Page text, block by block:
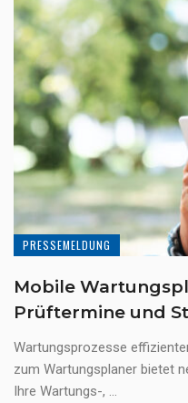
PRESSEMELDUNG
Mobile
Prüftermine und
Wartungsprozesse
zum Wartungsplaner bietet
Ihre Wartungs-, ...